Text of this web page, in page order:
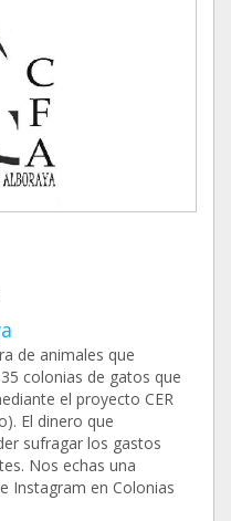
de animales que
colonias de gatos que
el proyecto CER
El dinero que
sufragar los gastos
Nos echas una
Instagram en Colonias